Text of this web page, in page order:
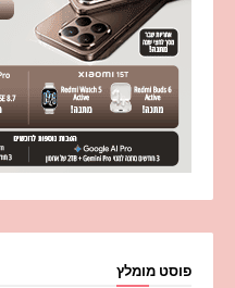
פוסט מומלץ